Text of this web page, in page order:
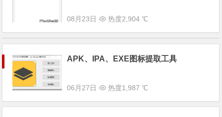
08月23日 热度2,904 ℃
APK、IPA、EXE图标提取工具
06月27日 热度1,987 ℃